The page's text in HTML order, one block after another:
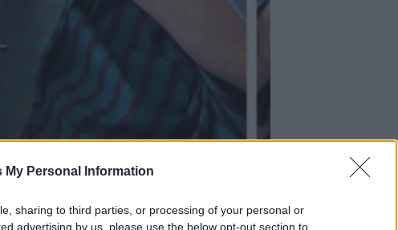
My Personal Information
sharing to third parties, or processing of your personal or
advertising by us, please use the below opt-out section to